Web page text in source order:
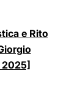
e Rito